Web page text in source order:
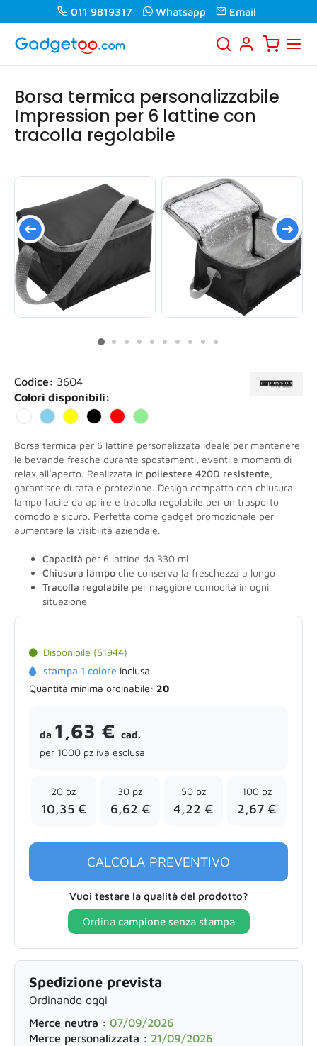
011 9819317 Whatsapp Email
Borsa termica personalizzabile
Impression per 6 lattine con
tracolla regolabile
Codice: 3604
Colori disponibili:
Borsa termica per 6 lattine personalizzata ideale per mantenere
le bevande fresche durante spostamenti, eventi e momenti di
relax all’aperto. Realizzata in poliestere 420D resistente,
garantisce durata e protezione. Design compatto con chiusura
lampo facile da aprire e tracolla regolabile per un trasporto
comodo e sicuro. Perfetta come gadget promozionale per
aumentare la visibilità aziendale.
Capacità per 6 lattine da 330 ml
Chiusura lampo che conserva la freschezza a lungo
Tracolla regolabile per maggiore comodità in ogni
situazione
Disponibile (51944)
stampa 1 colore inclusa
Quantità minima ordinabile: 20
da 1,63 € cad.
per 1000 pz iva esclusa
20 pz
10,35 €
30 pz
6,62 €
50 pz
4,22 €
100 pz
2,67 €
CALCOLA PREVENTIVO
Vuoi testare la qualità del prodotto?
Ordina campione senza stampa
Spedizione prevista
Ordinando oggi
Merce neutra : 07/09/2026
Merce personalizzata : 21/09/2026